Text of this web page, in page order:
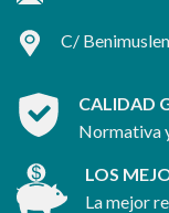
C/
CALIDAD
Normativa
LOS
La mejor